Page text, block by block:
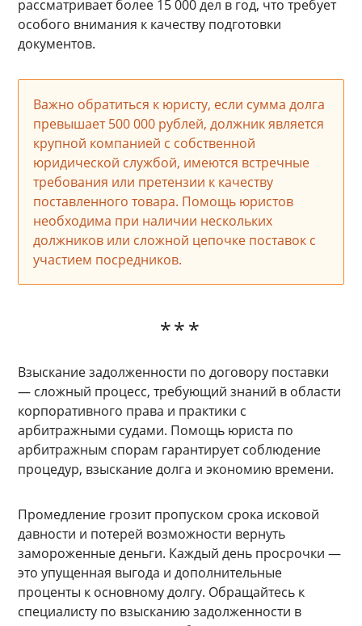
рассматривает более 15 000 дел в год, что требует
особого внимания к качеству подготовки
документов.
Важно обратиться к юристу, если сумма долга
превышает 500 000 рублей, должник является
крупной компанией с собственной
юридической службой, имеются встречные
требования или претензии к качеству
поставленного товара. Помощь юристов
необходима при наличии нескольких
должников или сложной цепочке поставок с
участием посредников.
Взыскание задолженности по договору поставки
— сложный процесс, требующий знаний в области
корпоративного права и практики с
арбитражными судами. Помощь юриста по
арбитражным спорам гарантирует соблюдение
процедур, взыскание долга и экономию времени.
Промедление грозит пропуском срока исковой
давности и потерей возможности вернуть
замороженные деньги. Каждый день просрочки —
это упущенная выгода и дополнительные
проценты к основному долгу. Обращайтесь к
специалисту по взысканию задолженности в